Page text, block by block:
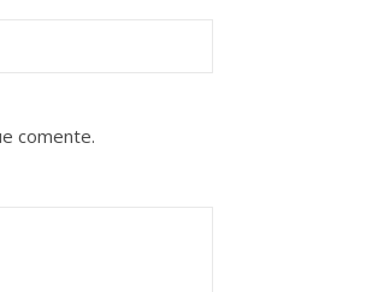
comente.